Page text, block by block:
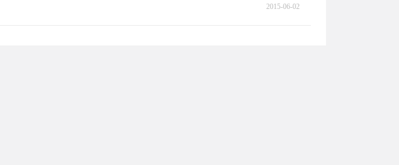
2015-06-02